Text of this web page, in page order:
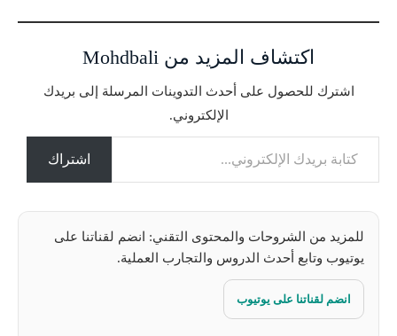
ي
ل
اكتشاف المزيد من Mohdbali
اشترك للحصول على أحدث التدوينات المرسلة إلى بريدك
الإلكتروني.
كتابة بريدك الإلكتروني...
اشتراك
للمزيد من الشروحات والمحتوى التقني: انضم لقناتنا على
يوتيوب وتابع أحدث الدروس والتجارب العملية.
انضم لقناتنا على يوتيوب